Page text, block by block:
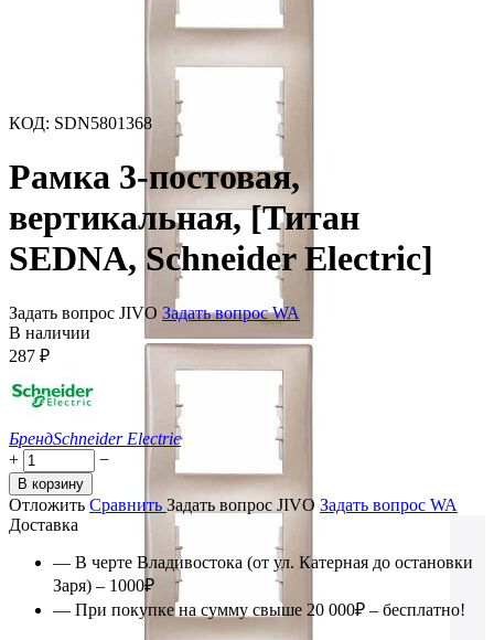
КОД: SDN5801368
Рамка 3-постовая,
вертикальная, [Титан
SEDNA, Schneider Electric]
Задать вопрос JIVO Задать вопрос WA
В наличии
287 ₽
БрендSchneider Electric
+
−
В корзину
Отложить Сравнить Задать вопрос JIVO Задать вопрос WA
Доставка
— В черте Владивостока (от ул. Катерная до остановки
Заря) – 1000₽
— При покупке на сумму свыше 20 000₽ – бесплатно!